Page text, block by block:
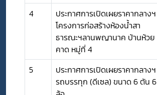
4
ประกาศการเปิดเผยราคากลางฯ
โครงการก่อสร้างห้องน้ำสา
ธารณะฯลานพญานาค บ้านห้วย
คาด หมู่ที่ 4
5
ประกาศการเปิดเผยราคากลางฯ
รถบรรทุก (ดีเซล) ขนาด 6 ตัน 6